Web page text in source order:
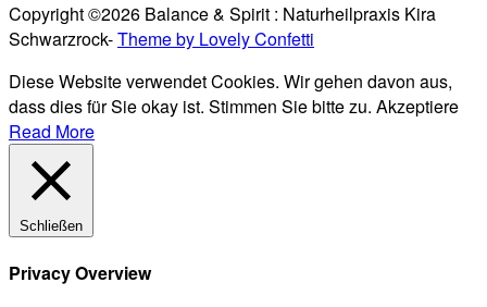
Copyright ©2026 Balance & Spirit : Naturheilpraxis Kira
Schwarzrock-Theme by Lovely Confetti
Diese Website verwendet Cookies. Wir gehen davon aus,
dass dies für Sie okay ist. Stimmen Sie bitte zu. Akzeptiere
Read More
Schließen
Privacy Overview